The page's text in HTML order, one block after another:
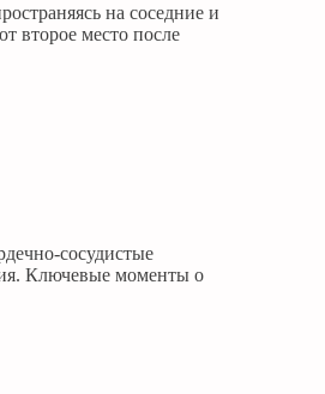
на соседние и
второе место после
сосудистые
Ключевые моменты о